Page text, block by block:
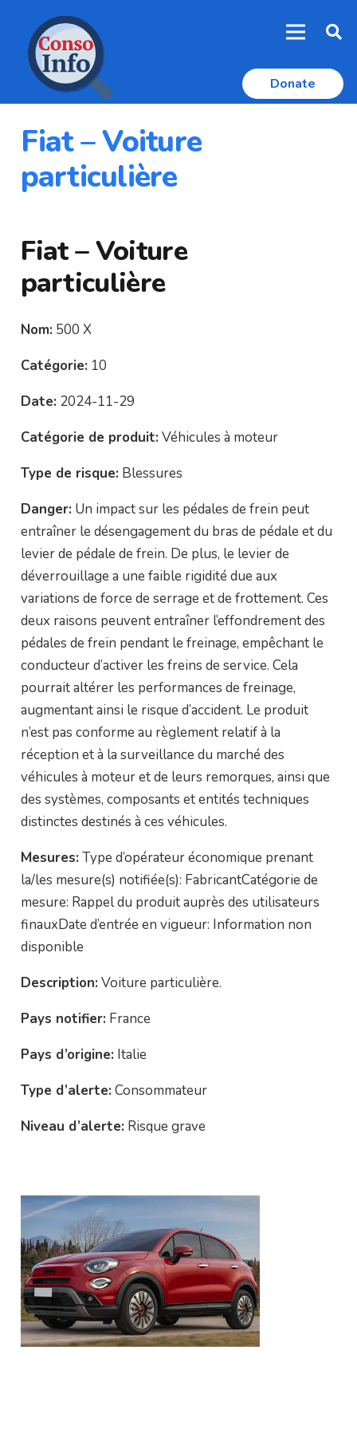
Donate
Fiat – Voiture
particulière
Fiat – Voiture
particulière
Nom: 500 X
Catégorie: 10
Date: 2024-11-29
Catégorie de produit: Véhicules à moteur
Type de risque: Blessures
Danger: Un impact sur les pédales de frein peut
entraîner le désengagement du bras de pédale et du
levier de pédale de frein. De plus, le levier de
déverrouillage a une faible rigidité due aux
variations de force de serrage et de frottement. Ces
deux raisons peuvent entraîner l’effondrement des
pédales de frein pendant le freinage, empêchant le
conducteur d’activer les freins de service. Cela
pourrait altérer les performances de freinage,
augmentant ainsi le risque d’accident. Le produit
n’est pas conforme au règlement relatif à la
réception et à la surveillance du marché des
véhicules à moteur et de leurs remorques, ainsi que
des systèmes, composants et entités techniques
distinctes destinés à ces véhicules.
Mesures: Type d’opérateur économique prenant
la/les mesure(s) notifiée(s): FabricantCatégorie de
mesure: Rappel du produit auprès des utilisateurs
finauxDate d’entrée en vigueur: Information non
disponible
Description: Voiture particulière.
Pays notifier: France
Pays d’origine: Italie
Type d’alerte: Consommateur
Niveau d’alerte: Risque grave